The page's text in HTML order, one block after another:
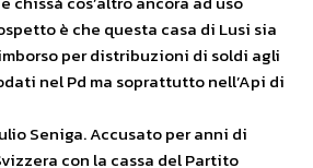
è che questa casa di Lusi sia
per distribuzioni di soldi agli
nel Pd ma soprattutto nell’Api di
Seniga. Accusato per anni di
con la cassa del Partito